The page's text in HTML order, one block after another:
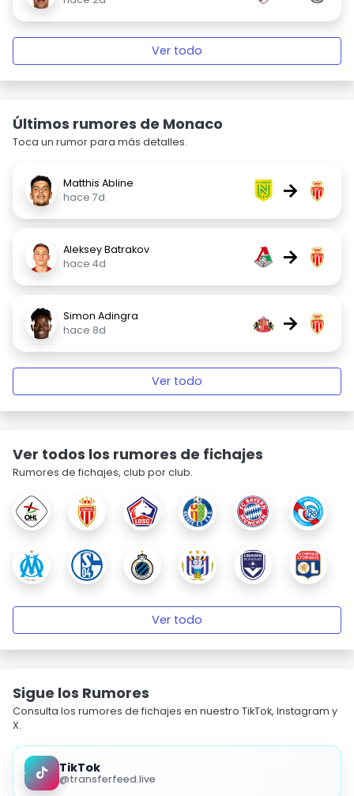
Ver todo
Últimos rumores de Monaco
Toca un rumor para más detalles.
Matthis Abline
hace 7d
→
Aleksey Batrakov
hace 4d
→
Simon Adingra
hace 8d
→
Ver todo
Ver todos los rumores de fichajes
Rumores de fichajes, club por club.
Ver todo
Sigue los Rumores
Consulta los rumores de fichajes en nuestro TikTok, Instagram y
X.
TikTok
@transferfeed.live